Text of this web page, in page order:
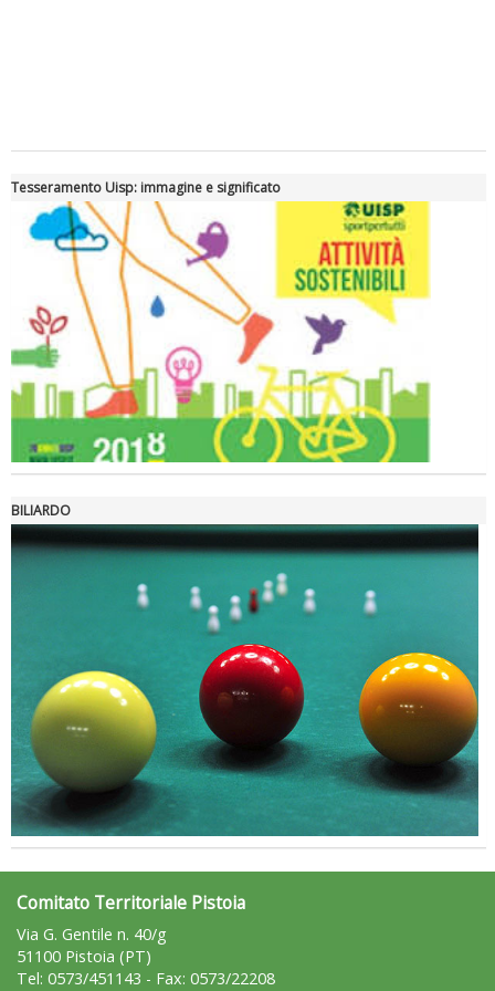
Tiziano Pesce a Radio InBlu2000 traccia il bilancio della stagione
La formazione Uisp rallenta ma prosegue anche in estate
Tesseramento Uisp: immagine e significato
BILIARDO
Comitato Territoriale Pistoia
Via G. Gentile n. 40/g
51100 Pistoia (PT)
Tel: 0573/451143 - Fax: 0573/22208